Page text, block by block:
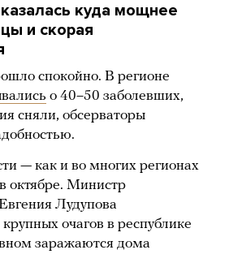
куда мощнее
и скорая
спокойно. В регионе
о 40–50 заболевших,
сняли, обсерваторы
— как и во многих регионах
октябре. Министр
Лудупова
крупных очагов в республике
заражаются дома